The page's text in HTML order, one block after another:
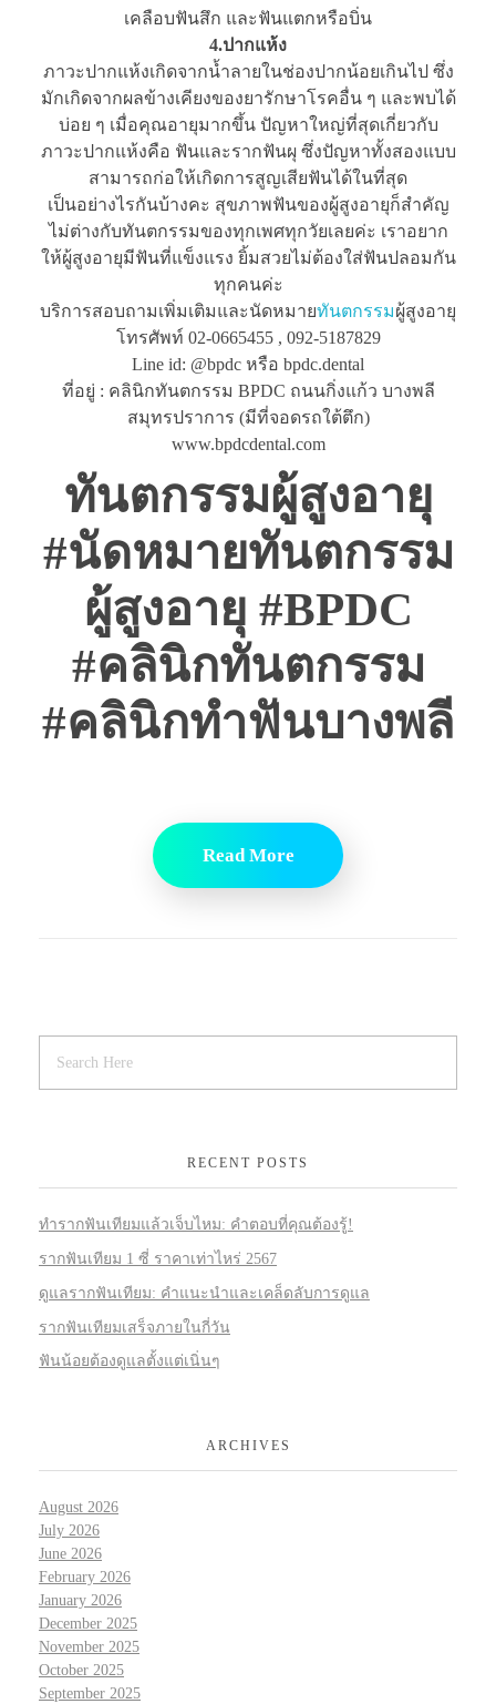
เคลือบฟันสึก และฟันแตกหรือบิ่น
4.ปากแห้ง
ภาวะปากแห้งเกิดจากน้ำลายในช่องปากน้อยเกินไป ซึ่ง
มักเกิดจากผลข้างเคียงของยารักษาโรคอื่น ๆ และพบได้
บ่อย ๆ เมื่อคุณอายุมากขึ้น ปัญหาใหญ่ที่สุดเกี่ยวกับ
ภาวะปากแห้งคือ ฟันและรากฟันผุ ซึ่งปัญหาทั้งสองแบบ
สามารถก่อให้เกิดการสูญเสียฟันได้ในที่สุด
เป็นอย่างไรกันบ้างคะ สุขภาพฟันของผู้สูงอายุก็สำคัญ
ไม่ต่างกับทันตกรรมของทุกเพศทุกวัยเลยค่ะ เราอยาก
ให้ผู้สูงอายุมีฟันที่แข็งแรง ยิ้มสวยไม่ต้องใส่ฟันปลอมกัน
ทุกคนค่ะ
บริการสอบถามเพิ่มเติมและนัดหมายทันตกรรมผู้สูงอายุ
โทรศัพท์ 02-0665455 , 092-5187829
Line id: @bpdc หรือ bpdc.dental
ที่อยู่ : คลินิกทันตกรรม BPDC ถนนกิ่งแก้ว บางพลี
สมุทรปราการ (มีที่จอดรถใต้ตึก)
www.bpdcdental.com
ทันตกรรมผู้สูงอายุ
#นัดหมายทันตกรรม
ผู้สูงอายุ #BPDC
#คลินิกทันตกรรม
#คลินิกทำฟันบางพลี
Read More
RECENT POSTS
ทำรากฟันเทียมแล้วเจ็บไหม: คำตอบที่คุณต้องรู้!
รากฟันเทียม 1 ซี่ ราคาเท่าไหร่ 2567
ดูแลรากฟันเทียม: คำแนะนำและเคล็ดลับการดูแล
รากฟันเทียมเสร็จภายในกี่วัน
ฟันน้อยต้องดูแลตั้งแต่เนิ่นๆ
ARCHIVES
August 2026
July 2026
June 2026
February 2026
January 2026
December 2025
November 2025
October 2025
September 2025